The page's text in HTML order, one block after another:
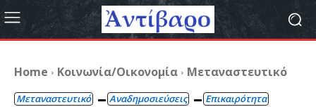
Home Κοινωνία/Οικονομία Μεταναστευτικό
Μεταναστευτικό Αναδημοσιεύσεις Επικαιρότητα